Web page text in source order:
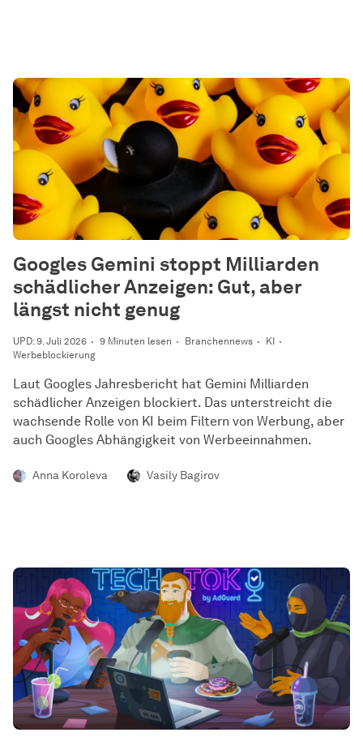
UPD: 9. Juli 2026 9 Minuten lesen Branchennews
KI
Werbeblockierung
Googles Gemini stoppt Milliarden
schädlicher Anzeigen: Gut, aber
längst nicht genug
Laut Googles Jahresbericht hat Gemini Milliarden
schädlicher Anzeigen blockiert. Das unterstreicht die
wachsende Rolle von KI beim Filtern von Werbung, aber
auch Googles Abhängigkeit von Werbeeinnahmen.
Anna Koroleva Vasily Bagirov